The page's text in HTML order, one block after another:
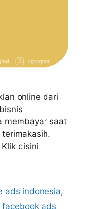
online dari
membayar saat
terimakasih.
disini
ads indonesia,
facebook ads